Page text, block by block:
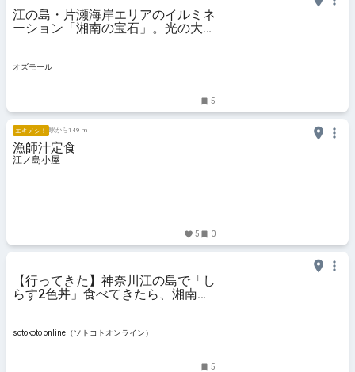
江の島・片瀬海岸エリアのイルミネ
ーション「湘南の宝石」。光の大空
オズモール
5
エキメシ！ 駅から149 m
漁師汁定食
江ノ島小屋
5 0
【行ってきた】神奈川江の島で「し
らす2色丼」食べてきたら、湘南の
ライン）
sotokoto online（ソトコトオンライン）
5